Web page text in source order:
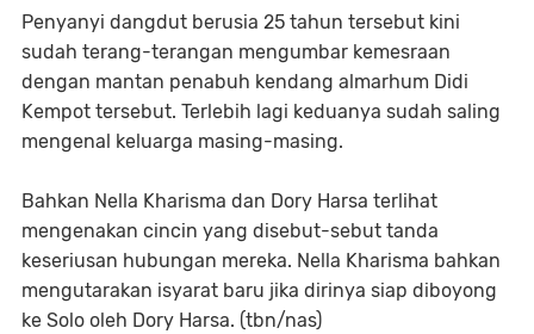
Penyanyi dangdut berusia 25 tahun tersebut kini
sudah terang-terangan mengumbar kemesraan
dengan mantan penabuh kendang almarhum Didi
Kempot tersebut. Terlebih lagi keduanya sudah saling
mengenal keluarga masing-masing.
Bahkan Nella Kharisma dan Dory Harsa terlihat
mengenakan cincin yang disebut-sebut tanda
keseriusan hubungan mereka. Nella Kharisma bahkan
mengutarakan isyarat baru jika dirinya siap diboyong
ke Solo oleh Dory Harsa. (tbn/nas)